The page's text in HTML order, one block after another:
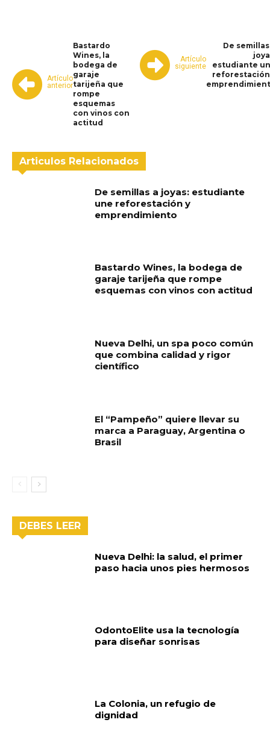
Artículo
anterior
Bastardo
Wines, la
bodega de
garaje
tarijeña que
rompe
esquemas
con vinos con
actitud
Artículo
siguiente
De
estudiante
reforestación
Articulos Relacionados
De semillas a joyas: estudiante
une reforestación y
emprendimiento
Bastardo Wines, la bodega de
garaje tarijeña que rompe
esquemas con vinos con actitud
Nueva Delhi, un spa poco común
que combina calidad y rigor
científico
El “Pampeño” quiere llevar su
marca a Paraguay, Argentina o
Brasil
DEBES LEER
Nueva Delhi: la salud, el primer
paso hacia unos pies hermosos
OdontoElite usa la tecnología
para diseñar sonrisas
La Colonia, un refugio de
dignidad